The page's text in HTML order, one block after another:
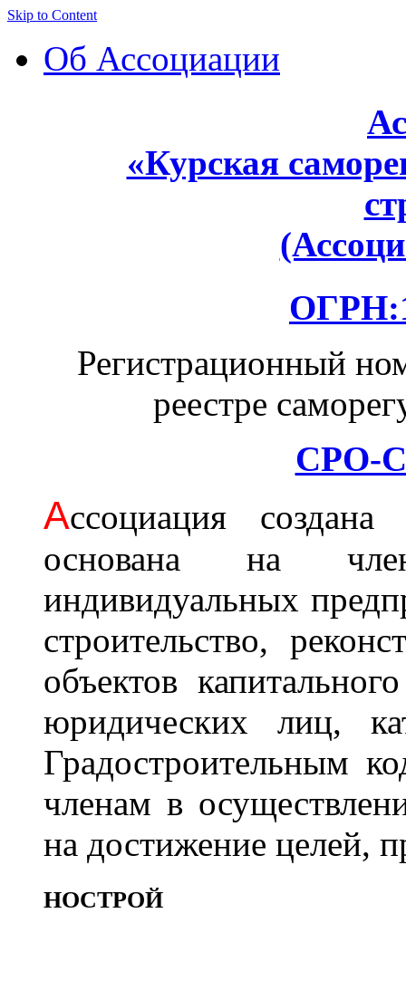
Skip to Content
Об Ассоциации
«Курская
Регистрационный
реестре
СРО-
Ассоциация
основана на
индивидуальных
строительство,
объектов
юридических лиц,
Градостроительным
членам в
на достижение целей,
НОСТРОЙ